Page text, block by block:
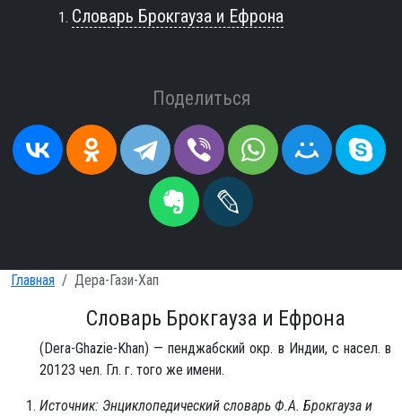
Словарь Брокгауза и Ефрона
Поделиться
Главная Дера-Гази-Хап
Словарь Брокгауза и Ефрона
(Dera-Ghazie-Khan) — пенджабский окр. в Индии, с насел. в
20123 чел. Гл. г. того же имени.
Источник: Энциклопедический словарь Ф.А. Брокгауза и